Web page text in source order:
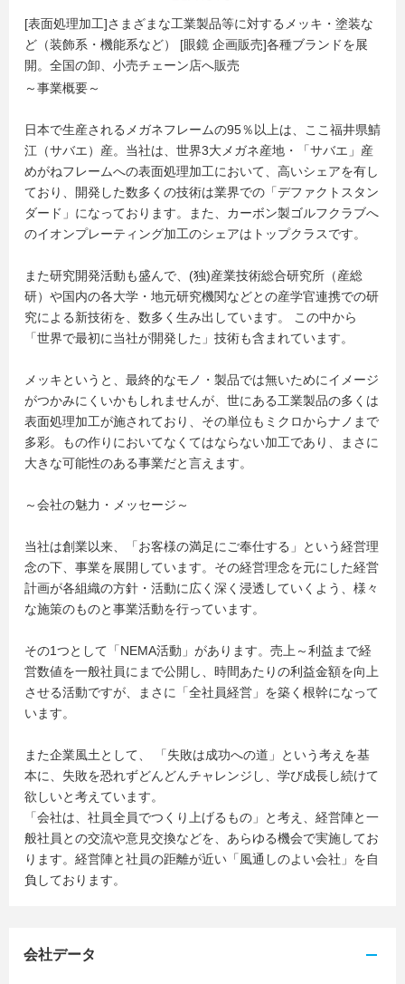
[表面処理加工]さまざまな工業製品等に対するメッキ・塗装な
ど（装飾系・機能系など） [眼鏡 企画販売]各種ブランドを展
開。全国の卸、小売チェーン店へ販売
～事業概要～
日本で生産されるメガネフレームの95％以上は、ここ福井県鯖
江（サバエ）産。当社は、世界3大メガネ産地・「サバエ」産
めがねフレームへの表面処理加工において、高いシェアを有し
ており、開発した数多くの技術は業界での「デファクトスタン
ダード」になっております。また、カーボン製ゴルフクラブへ
のイオンプレーティング加工のシェアはトップクラスです。
また研究開発活動も盛んで、(独)産業技術総合研究所（産総
研）や国内の各大学・地元研究機関などとの産学官連携での研
究による新技術を、数多く生み出しています。 この中から
「世界で最初に当社が開発した」技術も含まれています。
メッキというと、最終的なモノ・製品では無いためにイメージ
がつかみにくいかもしれませんが、世にある工業製品の多くは
表面処理加工が施されており、その単位もミクロからナノまで
多彩。もの作りにおいてなくてはならない加工であり、まさに
大きな可能性のある事業だと言えます。
～会社の魅力・メッセージ～
当社は創業以来、「お客様の満足にご奉仕する」という経営理
念の下、事業を展開しています。その経営理念を元にした経営
計画が各組織の方針・活動に広く深く浸透していくよう、様々
な施策のものと事業活動を行っています。
その1つとして「NEMA活動」があります。売上～利益まで経
営数値を一般社員にまで公開し、時間あたりの利益金額を向上
させる活動ですが、まさに「全社員経営」を築く根幹になって
います。
また企業風土として、 「失敗は成功への道」という考えを基
本に、失敗を恐れずどんどんチャレンジし、学び成長し続けて
欲しいと考えています。
「会社は、社員全員でつくり上げるもの」と考え、経営陣と一
般社員との交流や意見交換などを、あらゆる機会で実施してお
ります。経営陣と社員の距離が近い「風通しのよい会社」を自
負しております。
会社データ